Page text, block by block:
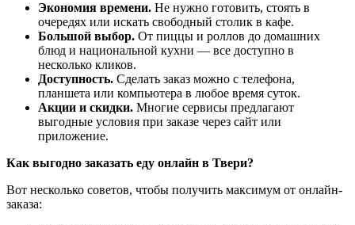
Экономия времени. Не нужно готовить, стоять в
очередях или искать свободный столик в кафе.
Большой выбор. От пиццы и роллов до домашних
блюд и национальной кухни — все доступно в
несколько кликов.
Доступность. Сделать заказ можно с телефона,
планшета или компьютера в любое время суток.
Акции и скидки. Многие сервисы предлагают
выгодные условия при заказе через сайт или
приложение.
Как выгодно заказать еду онлайн в Твери?
Вот несколько советов, чтобы получить максимум от онлайн-
заказа: